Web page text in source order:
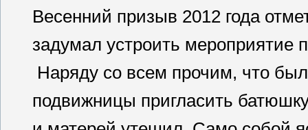
Весенний призыв 2012 года
задумал устроить мероприятие
Наряду со всем прочим, что
подвижницы пригласить